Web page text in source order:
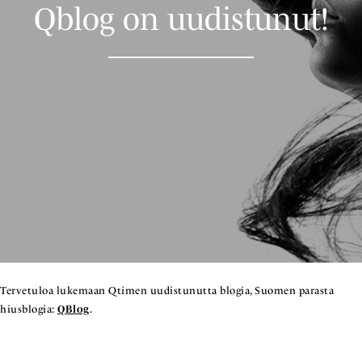
Qblog on uudistunut!
Tervetuloa lukemaan Qtimen uudistunutta blogia, Suomen parasta
hiusblogia: QBlog.